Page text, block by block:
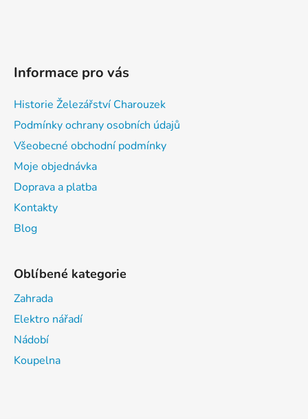
Informace pro vás
Historie Železářství Charouzek
Podmínky ochrany osobních údajů
Všeobecné obchodní podmínky
Moje objednávka
Doprava a platba
Kontakty
Blog
Oblíbené kategorie
Zahrada
Elektro nářadí
Nádobí
Koupelna